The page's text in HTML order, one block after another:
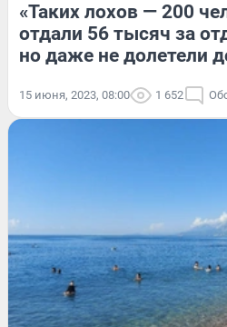
«Таких лохов — 200
отдали 56 тысяч за
но даже не долетели
15 июня, 2023, 08:00 1 652